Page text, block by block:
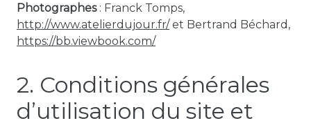
Photographes: Franck Tomps,
http://www.atelierdujour.fr/et Bertrand Béchard,
https://bb.viewbook.com/
2. Conditions générales
d’utilisation du site et